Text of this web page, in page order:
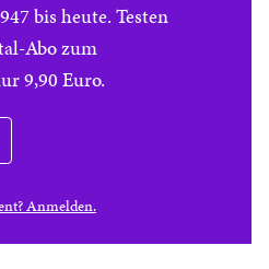
bis heute. Testen
Abo zum
9,90 Euro.
Anmelden.